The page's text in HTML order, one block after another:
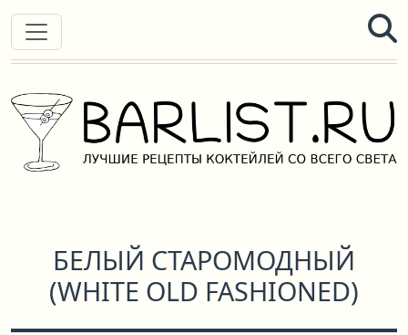
БЕЛЫЙ СТАРОМОДНЫЙ
(WHITE OLD FASHIONED)